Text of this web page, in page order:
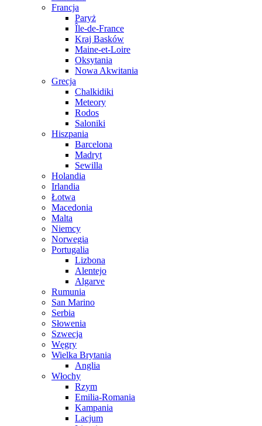
Francja
Paryż
Île-de-France
Kraj Basków
Maine-et-Loire
Oksytania
Nowa Akwitania
Grecja
Chalkidiki
Meteory
Rodos
Saloniki
Hiszpania
Barcelona
Madryt
Sewilla
Holandia
Irlandia
Łotwa
Macedonia
Malta
Niemcy
Norwegia
Portugalia
Lizbona
Alentejo
Algarve
Rumunia
San Marino
Serbia
Słowenia
Szwecja
Węgry
Wielka Brytania
Anglia
Włochy
Rzym
Emilia-Romania
Kampania
Lacjum